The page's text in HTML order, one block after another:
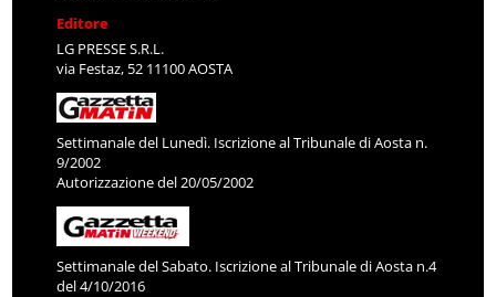
Editore
LG PRESSE S.R.L.
via Festaz, 52 11100 AOSTA
Settimanale del Lunedì. Iscrizione al Tribunale di Aosta n.
9/2002
Autorizzazione del 20/05/2002
Settimanale del Sabato. Iscrizione al Tribunale di Aosta n.4
del 4/10/2016